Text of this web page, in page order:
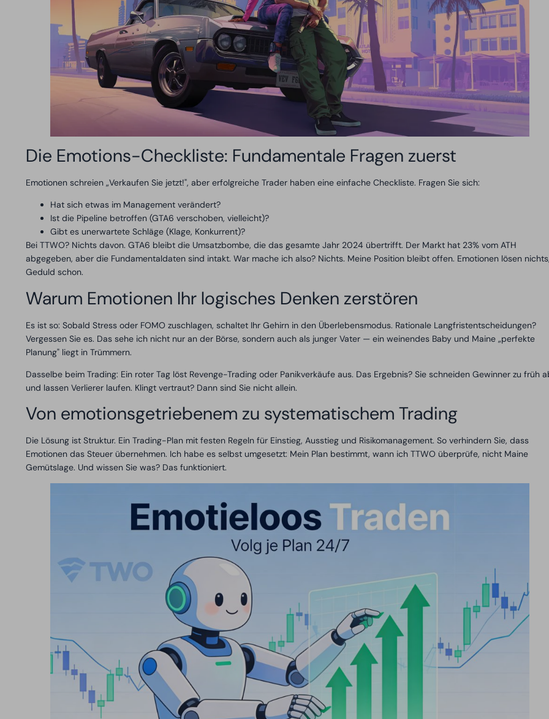
Die Emotions-Checkliste: Fundamentale Fragen zuerst
Emotionen schreien „Verkaufen Sie jetzt!", aber erfolgreiche Trader haben eine einfache Checkliste. Fragen Sie sich:
Hat sich etwas im Management verändert?
Ist die Pipeline betroffen (GTA6 verschoben, vielleicht)?
Gibt es unerwartete Schläge (Klage, Konkurrent)?
Bei TTWO? Nichts davon. GTA6 bleibt die Umsatzbombe, die das gesamte Jahr 2024 übertrifft. Der Markt hat 23% vom ATH
abgegeben, aber die Fundamentaldaten sind intakt. War mache ich also? Nichts. Meine Position bleibt offen. Emotionen lösen
Geduld schon.
Warum Emotionen Ihr logisches Denken zerstören
Es ist so: Sobald Stress oder FOMO zuschlagen, schaltet Ihr Gehirn in den Überlebensmodus. Rationale Langfristentscheidungen?
Vergessen Sie es. Das sehe ich nicht nur an der Börse, sondern auch als junger Vater — ein weinendes Baby und Maine „perfekte
Planung" liegt in Trümmern.
Dasselbe beim Trading: Ein roter Tag löst Revenge-Trading oder Panikverkäufe aus. Das Ergebnis? Sie schneiden Gewinner zu früh
und lassen Verlierer laufen. Klingt vertraut? Dann sind Sie nicht allein.
Von emotionsgetriebenem zu systematischem Trading
Die Lösung ist Struktur. Ein Trading-Plan mit festen Regeln für Einstieg, Ausstieg und Risikomanagement. So verhindern Sie, dass
Emotionen das Steuer übernehmen. Ich habe es selbst umgesetzt: Mein Plan bestimmt, wann ich TTWO überprüfe, nicht Maine
Gemütslage. Und wissen Sie was? Das funktioniert.